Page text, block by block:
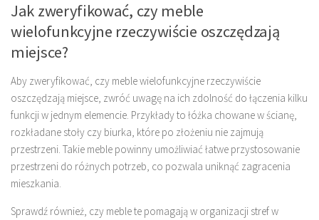
Jak zweryfikować, czy meble
wielofunkcyjne rzeczywiście oszczędzają
miejsce?
Aby zweryfikować, czy meble wielofunkcyjne rzeczywiście
oszczędzają miejsce, zwróć uwagę na ich zdolność do łączenia kilku
funkcji w jednym elemencie. Przykłady to łóżka chowane w ścianę,
rozkładane stoły czy biurka, które po złożeniu nie zajmują
przestrzeni. Takie meble powinny umożliwiać łatwe przystosowanie
przestrzeni do różnych potrzeb, co pozwala uniknąć zagracenia
mieszkania.
Sprawdź również, czy meble te pomagają w organizacji stref w